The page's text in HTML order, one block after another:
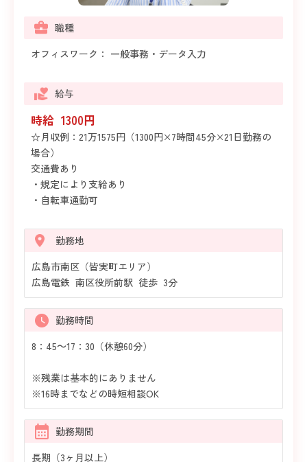
職種
オフィスワーク： 一般事務・データ入力
給与
時給 1300円
☆月収例：21万1575円（1300円×7時間45分×21日勤務の
場合）
交通費あり
・規定により支給あり
・自転車通勤可
勤務地
広島市南区（皆実町エリア）
広島電鉄 南区役所前駅 徒歩 3分
勤務時間
8：45～17：30（休憩60分）
※残業は基本的にありません
※16時までなどの時短相談OK
勤務期間
長期（3ヶ月以上）